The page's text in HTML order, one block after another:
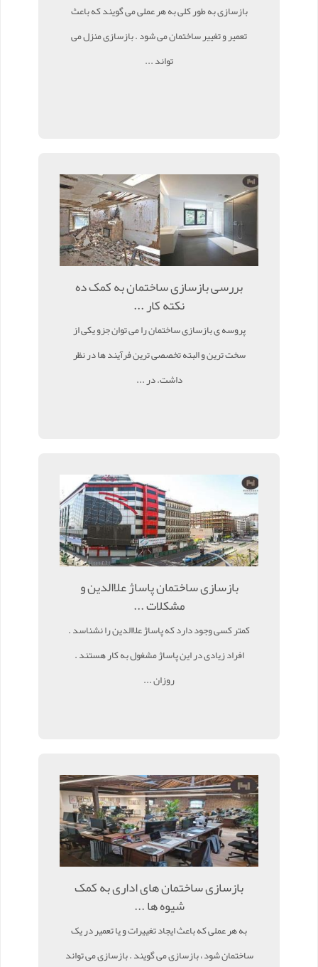
بازسازی به طور کلی به هر عملی می گویند که باعث
تعمیر و تغییر ساختمان می شود . بازسازی منزل می
تواند ...
بررسی بازسازی ساختمان به کمک ده
نکته کار ...
پروسه ی بازسازی ساختمان را می توان جزو یکی از
سخت ترین و البته تخصصی ترین فرآیند ها در نظر
داشت. در ...
بازسازی ساختمان پاساژ علاالدین و
مشکلات ...
کمتر کسی وجود دارد که پاساژ علاالدین را نشناسد .
افراد زیادی در این پاساژ مشغول به کار هستند .
روزان ...
بازسازی ساختمان های اداری به کمک
شیوه ها ...
به هر عملی که باعث ایجاد تغییرات و یا تعمیر در یک
ساختمان شود ، بازسازی می گویند . بازسازی می تواند